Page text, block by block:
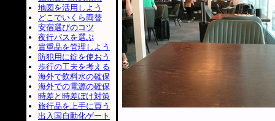
地図を活用しよう
どこでいくら両替
安宿選びのコツ
夜行バスを選ぶ
貴重品を管理しよう
防犯用に錠を使おう
歩行の工夫を考える
海外で飲料水の確保
海外での電源の確保
時差と時差ぼけ対策
旅行品を上手に買う
出入国自動化ゲート